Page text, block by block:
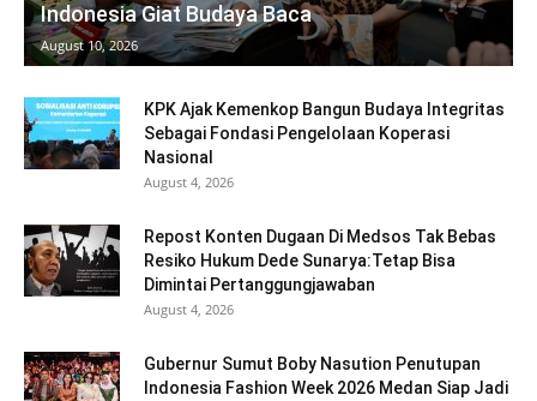
Indonesia Giat Budaya Baca
August 10, 2026
KPK Ajak Kemenkop Bangun Budaya Integritas
Sebagai Fondasi Pengelolaan Koperasi
Nasional
August 4, 2026
Repost Konten Dugaan Di Medsos Tak Bebas
Resiko Hukum Dede Sunarya:Tetap Bisa
Dimintai Pertanggungjawaban
August 4, 2026
Gubernur Sumut Boby Nasution Penutupan
Indonesia Fashion Week 2026 Medan Siap Jadi